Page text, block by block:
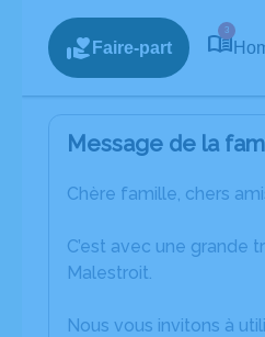
Faire-part
3
Message de la
Chère famille, chers
C’est avec une grande
Malestroit.
Nous vous invitons à